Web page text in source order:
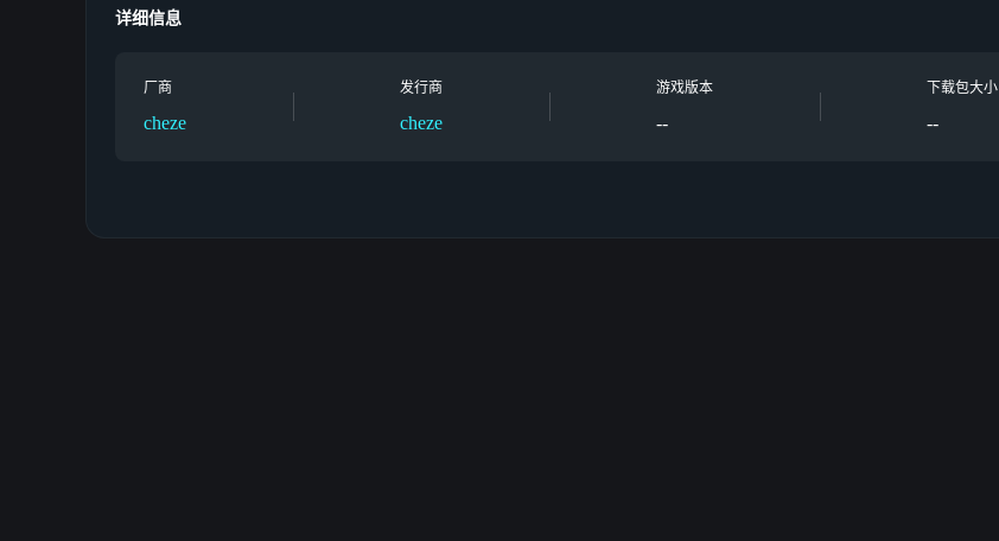
深度成长：解锁上百种物品，刷稀有掉落，强化装备，畅玩数月甚至数年。
持续更新：每 1-2 个月推出新功能、新挑战和更新，不断拓展你的冒险旅程！
详细信息
厂商
cheze
发行商
cheze
游戏版本
--
下载包大小
--